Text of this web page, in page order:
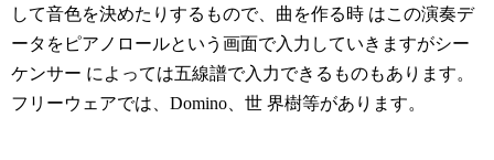
して音色を決めたりするもので、曲を作る時 はこの演奏デ
ータをピアノロールという画面で入力していきますがシー
ケンサー によっては五線譜で入力できるものもあります。
フリーウェアでは、Domino、世 界樹等があります。